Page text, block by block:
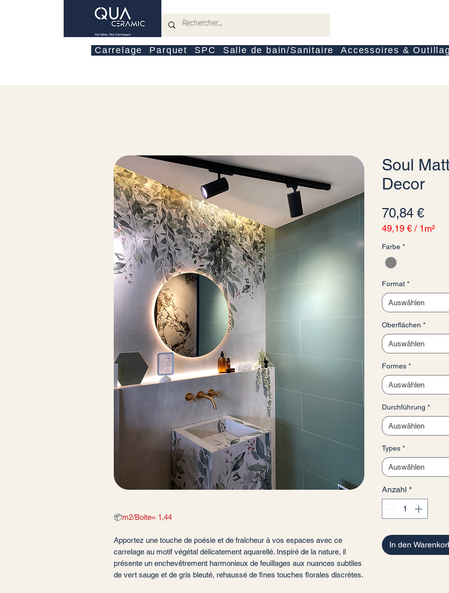
Carrelage Parquet SPC Salle de bain/Sanitaire Accessoires &
📦m2/Boite= 1,44
Apportez une touche de poésie et de fraîcheur à vos espaces avec ce
carrelage au motif végétal délicatement aquarellé. Inspiré de la nature, il
présente un enchevêtrement harmonieux de feuillages aux nuances subtiles
de vert sauge et de gris bleuté, rehaussé de fines touches florales discrètes.
Soul
Decor
70,84 €
49,19 € / 1m²
pro
1
Farbe *
Format *
Auswählen
Oberflächen *
Auswählen
Formes *
Auswählen
Durchführung *
Auswählen
Types *
Auswählen
Anzahl *
In den